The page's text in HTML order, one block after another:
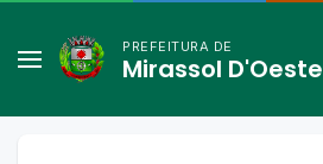
PREFEITURA DE
Mirassol D'Oeste